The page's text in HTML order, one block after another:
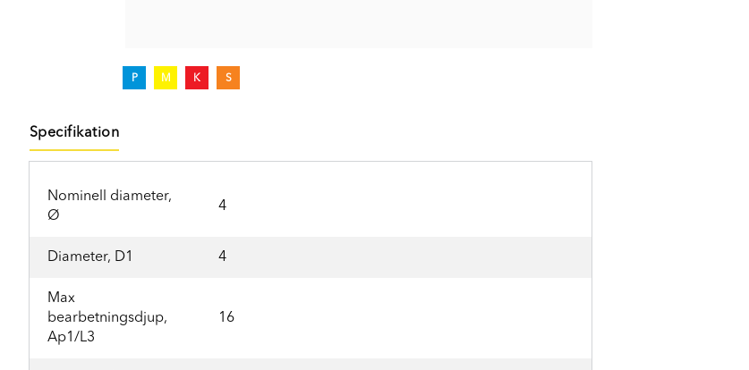
P M K S
Specifikation
Nominell diameter,
Ø
4
Diameter, D1 4
Max
bearbetningsdjup,
Ap1/L3
16